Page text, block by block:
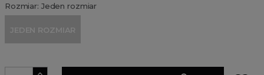
Rozmiar: Jeden rozmiar
JEDEN ROZMIAR